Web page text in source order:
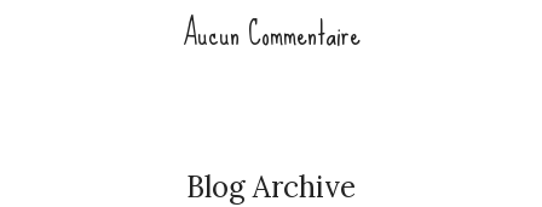
Aucun Commentaire
Blog Archive